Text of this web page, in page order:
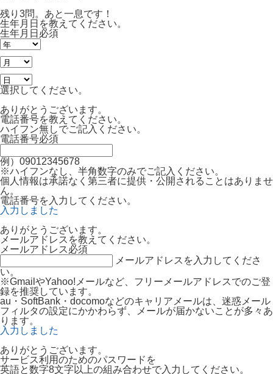
残り3問。あと一息です！
生年月日を教えてください。
生年月日 必須
選択してください。
ありがとうございます。
電話番号を教えてください。
ハイフン無しでご記入ください。
電話番号必須
例）09012345678
※ハイフンなし、半角数字のみでご記入ください。
個人情報は承諾なく第三者に提供・公開されることはありませ
ん。
電話番号を入力してください。
入力しました
ありがとうございます。
メールアドレスを教えてください。
メールアドレス必須
メールアドレスを入力してくださ
い。
※GmailやYahoo!メールなど、フリーメールアドレスでのご登
録を推奨しています。
au・SoftBank・docomoなどのキャリアメールは、迷惑メール
フィルタの設定にかかわらず、メールが届かないことが多々あ
ります。
入力しました
ありがとうございます。
サービス利用のためのパスワードを
英語と数字8文字以上の組み合わせで入力してください。